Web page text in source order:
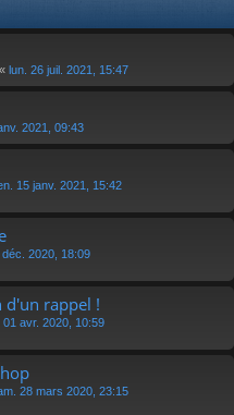
« lun. 26 juil. 2021, 15:47
2021, 09:43
15 janv. 2021, 15:42
2020, 18:09
d'un rappel !
01 avr. 2020, 10:59
28 mars 2020, 23:15